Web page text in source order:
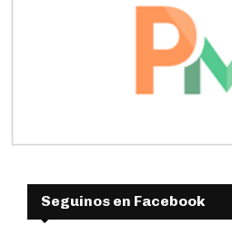
Seguinos en Facebook